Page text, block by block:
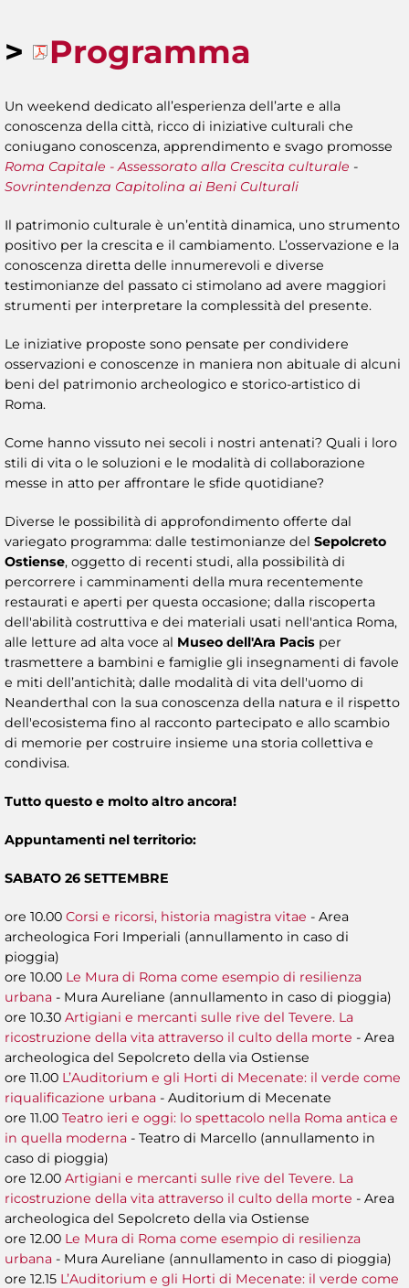
> Programma
Un weekend dedicato all’esperienza dell’arte e alla
conoscenza della città, ricco di iniziative culturali che
coniugano conoscenza, apprendimento e svago promosse
Roma Capitale - Assessorato alla Crescita culturale -
Sovrintendenza Capitolina ai Beni Culturali
Il patrimonio culturale è un’entità dinamica, uno strumento
positivo per la crescita e il cambiamento. L’osservazione e la
conoscenza diretta delle innumerevoli e diverse
testimonianze del passato ci stimolano ad avere maggiori
strumenti per interpretare la complessità del presente.
Le iniziative proposte sono pensate per condividere
osservazioni e conoscenze in maniera non abituale di alcuni
beni del patrimonio archeologico e storico-artistico di
Roma.
Come hanno vissuto nei secoli i nostri antenati? Quali i loro
stili di vita o le soluzioni e le modalità di collaborazione
messe in atto per affrontare le sfide quotidiane?
Diverse le possibilità di approfondimento offerte dal
variegato programma: dalle testimonianze del Sepolcreto
Ostiense, oggetto di recenti studi, alla possibilità di
percorrere i camminamenti della mura recentemente
restaurati e aperti per questa occasione; dalla riscoperta
dell'abilità costruttiva e dei materiali usati nell'antica Roma,
alle letture ad alta voce al Museo dell'Ara Pacis per
trasmettere a bambini e famiglie gli insegnamenti di favole
e miti dell’antichità; dalle modalità di vita dell'uomo di
Neanderthal con la sua conoscenza della natura e il rispetto
dell'ecosistema fino al racconto partecipato e allo scambio
di memorie per costruire insieme una storia collettiva e
condivisa.
Tutto questo e molto altro ancora!
Appuntamenti nel territorio:
SABATO 26 SETTEMBRE
ore 10.00 Corsi e ricorsi, historia magistra vitae - Area
archeologica Fori Imperiali (annullamento in caso di
pioggia)
ore 10.00 Le Mura di Roma come esempio di resilienza
urbana - Mura Aureliane (annullamento in caso di pioggia)
ore 10.30 Artigiani e mercanti sulle rive del Tevere. La
ricostruzione della vita attraverso il culto della morte - Area
archeologica del Sepolcreto della via Ostiense
ore 11.00 L’Auditorium e gli Horti di Mecenate: il verde come
riqualificazione urbana - Auditorium di Mecenate
ore 11.00 Teatro ieri e oggi: lo spettacolo nella Roma antica e
in quella moderna - Teatro di Marcello (annullamento in
caso di pioggia)
ore 12.00 Artigiani e mercanti sulle rive del Tevere. La
ricostruzione della vita attraverso il culto della morte - Area
archeologica del Sepolcreto della via Ostiense
ore 12.00 Le Mura di Roma come esempio di resilienza
urbana - Mura Aureliane (annullamento in caso di pioggia)
ore 12.15 L’Auditorium e gli Horti di Mecenate: il verde come